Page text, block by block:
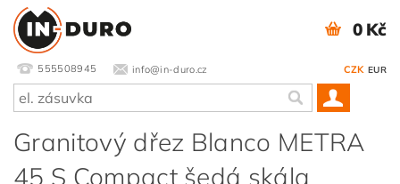
555508945 info@in-duro.cz CZK EUR
0 Kč
Granitový dřez Blanco METRA
45 S Compact šedá skála